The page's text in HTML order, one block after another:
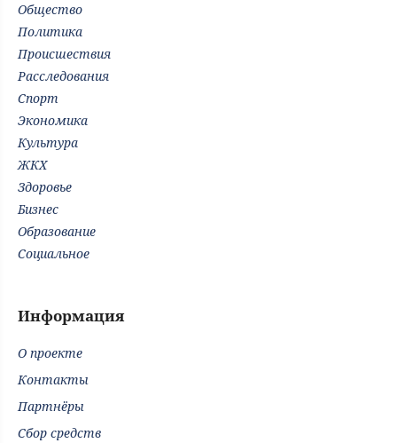
Общество
Политика
Происшествия
Расследования
Спорт
Экономика
Культура
ЖКХ
Здоровье
Бизнес
Образование
Социальное
Информация
О проекте
Контакты
Партнёры
Сбор средств